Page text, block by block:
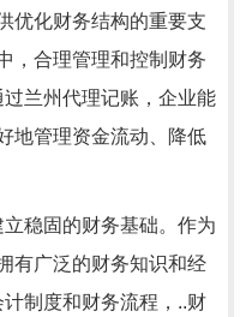
优化财务结构的重要支
，合理管理和控制财务
兰州代理记账，企业能
地管理资金流动、降低
稳固的财务基础。作为
有广泛的财务知识和经
制度和财务流程，..财